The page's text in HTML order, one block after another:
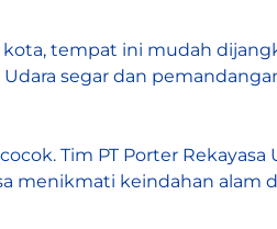
tempat ini mudah
segar dan
Tim PT Porter Rekayasa
menikmati keindahan alam